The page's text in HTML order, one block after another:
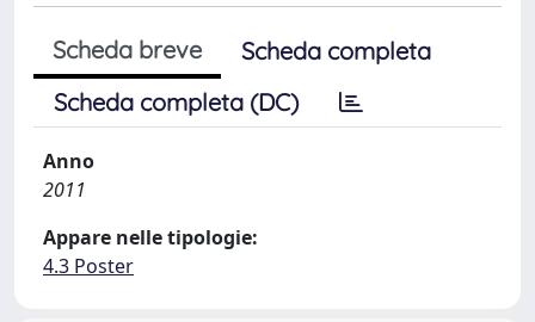
Scheda breve
Scheda completa
Scheda completa (DC)
Anno
2011
Appare nelle tipologie:
4.3 Poster